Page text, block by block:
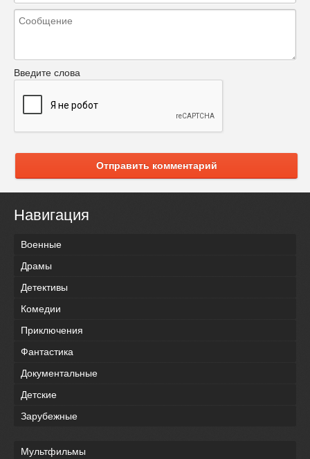
Введите слова
Отправить комментарий
Навигация
Военные
Драмы
Детективы
Комедии
Приключения
Фантастика
Документальные
Детские
Зарубежные
Мультфильмы